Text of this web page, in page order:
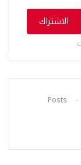
الاشتراك